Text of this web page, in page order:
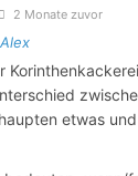
2 Monate zuvor
Alex
etwas